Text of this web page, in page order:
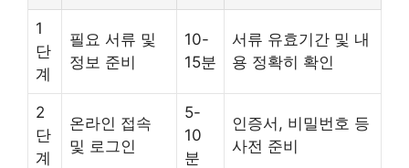
1
단
계
필요 서류 및
정보 준비
10-
15분
서류 유효기간 및 내
용 정확히 확인
2
단
계
온라인 접속
및 로그인
5-
10
분
인증서, 비밀번호 등
사전 준비